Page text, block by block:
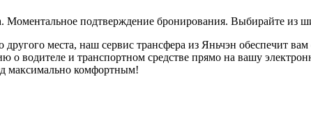
Моментальное подтверждение бронирования. Выбирайте из
места, наш сервис трансфера из Яньчэн обеспечит
и транспортном средстве прямо на вашу
максимально комфортным!